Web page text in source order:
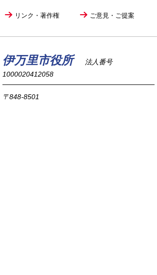
リンク・著作権 ご意見・ご提案
伊万里市役所
法人番号
1000020412058
〒848-8501